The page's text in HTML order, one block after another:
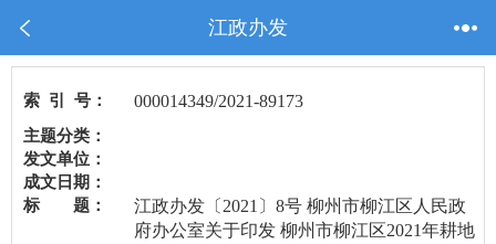
江政办发
索 引 号： 000014349/2021-89173
主题分类：
发文单位：
成文日期：
标 题：
江政办发〔2021〕8号 柳州市柳江区人民政
府办公室关于印发 柳州市柳江区2021年耕地